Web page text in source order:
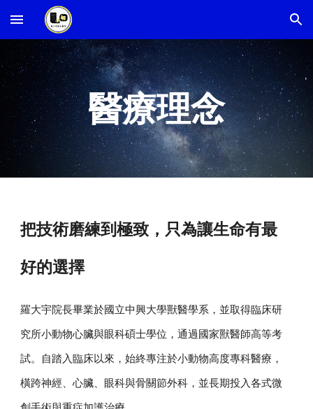
Skip to main content Skip to navigation
醫療理念
把技術磨練到極致，只為讓生命有最
好的選擇
羅大宇院長畢業於國立中興大學獸醫學系，並取得臨床研
究所小動物心臟與眼科碩士學位，通過國家獸醫師高等考
試。自踏入臨床以來，始終專注於小動物高度專科醫療，
橫跨神經、心臟、眼科與骨關節外科，並長期投入各式微